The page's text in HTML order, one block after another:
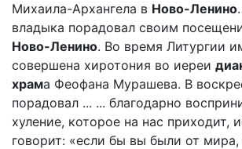
Михаила-Архангела в Ново-Ленино
владыка порадовал своим
Ново-Ленино. Во время Литургии
совершена хиротония во иереи
храма Феофана Мурашева. В
порадовал ... ... благодарно
хуление, которое на нас приходит,
говорит: «если бы вы были от